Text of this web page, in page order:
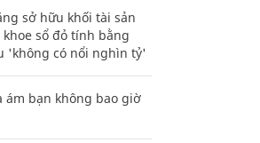
sở hữu khối tài sản
sổ đỏ tính bằng
'không có nổi nghìn tỷ'
ám bạn không bao giờ